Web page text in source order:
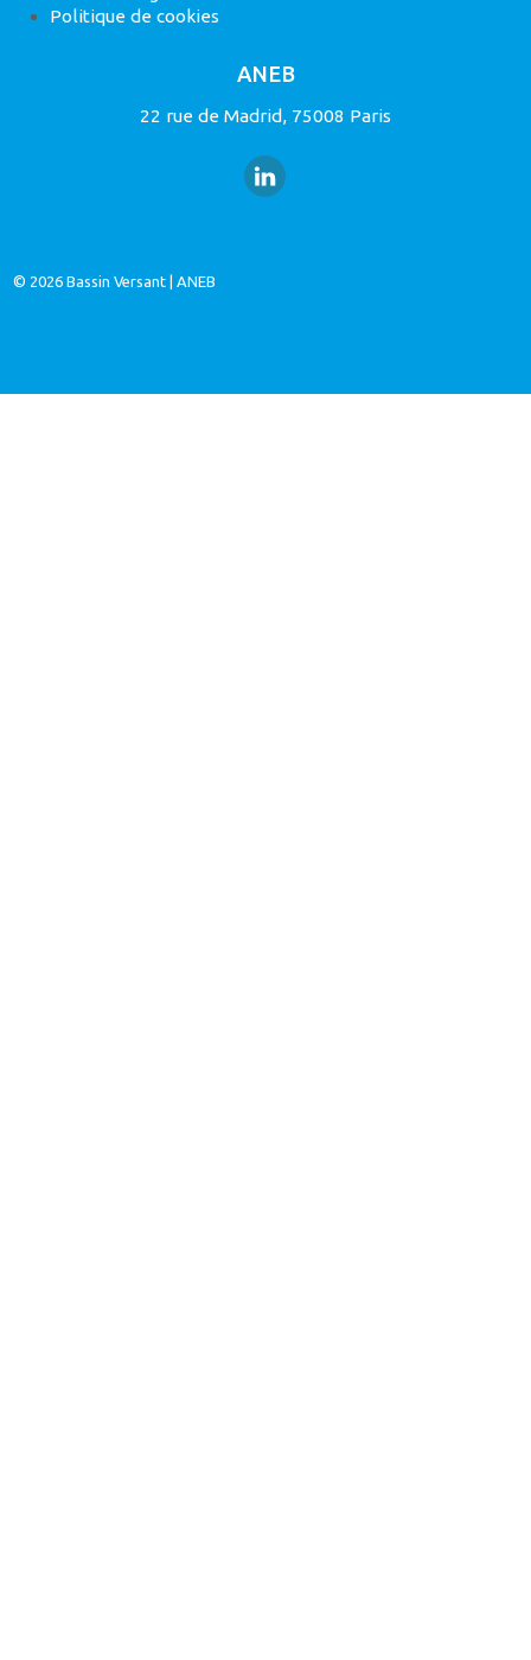
Politique de cookies
ANEB
22 rue de Madrid, 75008 Paris
© 2026Bassin Versant |ANEB